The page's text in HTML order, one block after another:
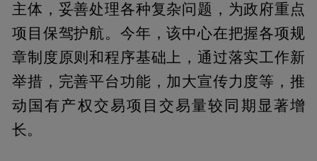
主体，妥善处理各种复杂问题，为政府重点
项目保驾护航。今年，该中心在把握各项规
章制度原则和程序基础上，通过落实工作新
举措，完善平台功能，加大宣传力度等，推
动国有产权交易项目交易量较同期显著增
长。